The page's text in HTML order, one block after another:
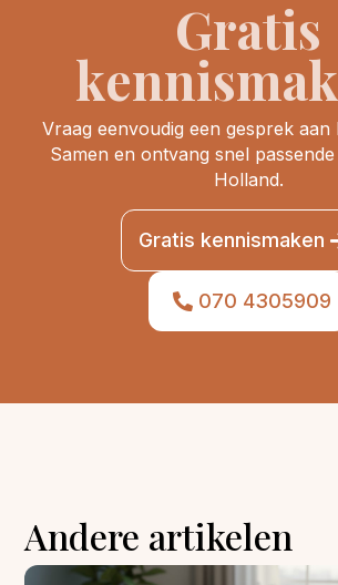
Gratis
Vraag eenvoudig een gesprek aan
Samen en ontvang snel
Holland.
Gratis kennismaken
070 4305909
Andere artikelen